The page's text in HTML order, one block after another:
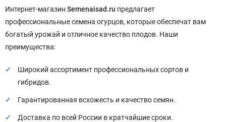
Интернет-магазин Semenaisad.ru предлагает
профессиональные семена огурцов, которые обеспечат вам
богатый урожай и отличное качество плодов. Наши
преимущества:
Широкий ассортимент профессиональных сортов и
гибридов.
Гарантированная всхожесть и качество семян.
Доставка по всей России в кратчайшие сроки.